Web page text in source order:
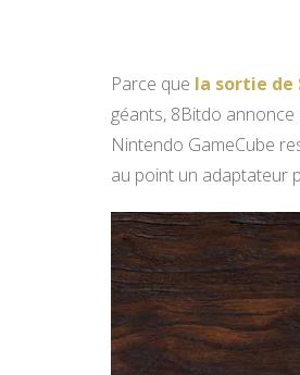
Parce que la sortie de
géants, 8Bitdo annonce
Nintendo GameCube
au point un adaptateur